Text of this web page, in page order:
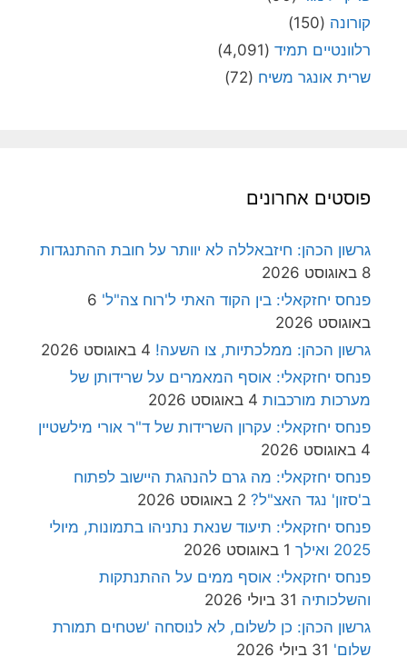
קורונה (150)
רלוונטיים תמיד (4,091)
שרית אונגר משיח (72)
פוסטים אחרונים
גרשון הכהן: חיזבאללה לא יוותר על חובת ההתנגדות
8 באוגוסט 2026
פנחס יחזקאלי: בין הקוד האתי ל'רוח צה"ל' 6
באוגוסט 2026
גרשון הכהן: ממלכתיות, צו השעה! 4 באוגוסט 2026
פנחס יחזקאלי: אוסף המאמרים על שרידותן של
מערכות מורכבות 4 באוגוסט 2026
פנחס יחזקאלי: עקרון השרידות של ד"ר אורי מילשטיין
4 באוגוסט 2026
פנחס יחזקאלי: מה גרם להנהגת היישוב לפתוח
ב'סזון' נגד האצ"ל? 2 באוגוסט 2026
פנחס יחזקאלי: תיעוד שנאת נתניהו בתמונות, מיולי
2025 ואילך
1 באוגוסט 2026
פנחס יחזקאלי: אוסף ממים על ההתנתקות
והשלכותיה 31 ביולי 2026
גרשון הכהן: כן לשלום, לא לנוסחה 'שטחים תמורת
שלום' 31 ביולי 2026